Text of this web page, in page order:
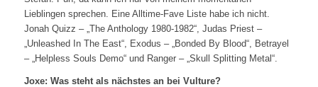
Lieblingen sprechen. Eine Alltime-Fave Liste habe ich nicht.
Jonah Quizz – „The Anthology 1980-1982“, Judas Priest –
„Unleashed In The East“, Exodus – „Bonded By Blood“, Betrayel
– „Helpless Souls Demo“ und Ranger – „Skull Splitting Metal“.
Joxe: Was steht als nächstes an bei Vulture?